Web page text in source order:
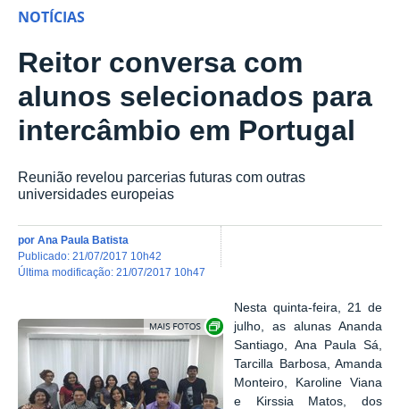
NOTÍCIAS
Reitor conversa com
alunos selecionados para
intercâmbio em Portugal
Reunião revelou parcerias futuras com outras
universidades europeias
por Ana Paula Batista
publicado: 21/07/2017 10h42
última modificação: 21/07/2017 10h47
Show image carousel
Nesta quinta-feira, 21 de
julho, as alunas Ananda
Santiago, Ana Paula Sá,
Tarcilla Barbosa, Amanda
Monteiro, Karoline Viana
e Kirssia Matos, dos